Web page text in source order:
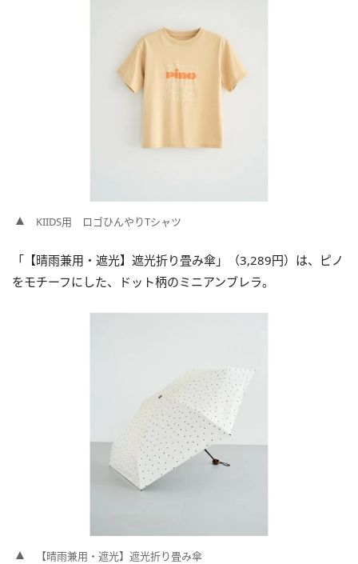
KIIDS用 ロゴひんやりTシャツ
「【晴雨兼用・遮光】遮光折り畳み傘」（3,289円）は、ピノ
をモチーフにした、ドット柄のミニアンブレラ。
【晴雨兼用・遮光】遮光折り畳み傘